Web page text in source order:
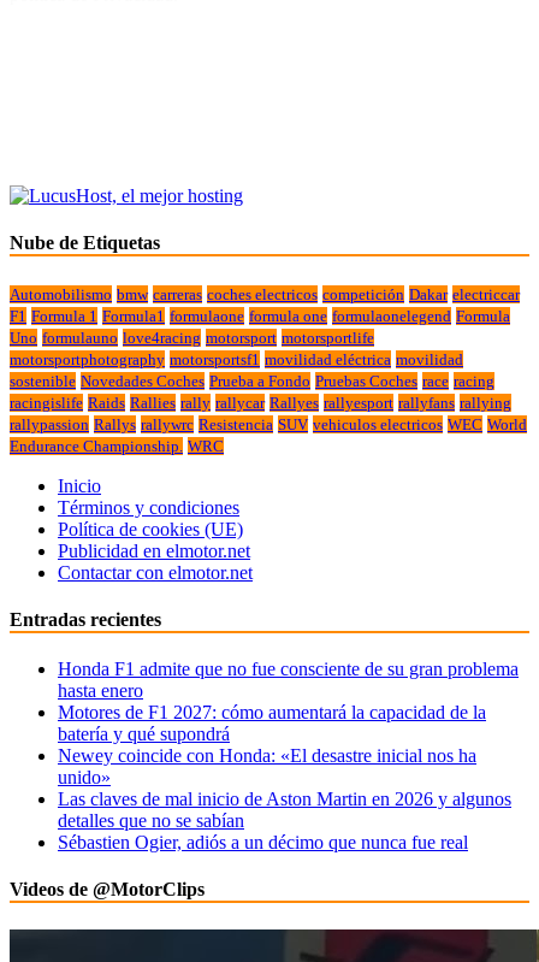
Nube de Etiquetas
Automobilismo bmw carreras coches electricos competición Dakar electriccar
F1 Formula 1 Formula1 formulaone formula one formulaonelegend Formula
Uno formulauno love4racing motorsport motorsportlife
motorsportphotography motorsportsf1 movilidad eléctrica movilidad
sostenible Novedades Coches Prueba a Fondo Pruebas Coches race racing
racingislife Raids Rallies rally rallycar Rallyes rallyesport rallyfans rallying
rallypassion Rallys rallywrc Resistencia SUV vehiculos electricos WEC World
Endurance Championship. WRC
Inicio
Términos y condiciones
Política de cookies (UE)
Publicidad en elmotor.net
Contactar con elmotor.net
Entradas recientes
Honda F1 admite que no fue consciente de su gran problema
hasta enero
Motores de F1 2027: cómo aumentará la capacidad de la
batería y qué supondrá
Newey coincide con Honda: «El desastre inicial nos ha
unido»
Las claves de mal inicio de Aston Martin en 2026 y algunos
detalles que no se sabían
Sébastien Ogier, adiós a un décimo que nunca fue real
Videos de @MotorClips